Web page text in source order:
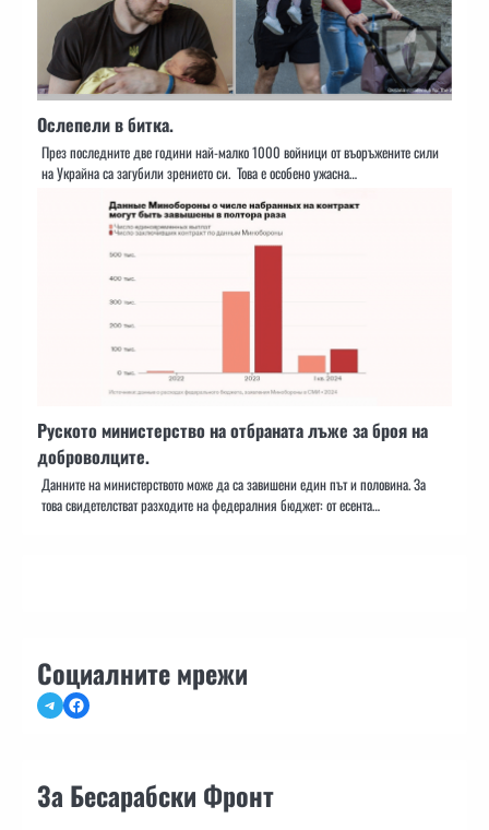
Ослепели в битка.
През последните две години най-малко 1000 войници от въоръжените сили
на Украйна са загубили зрението си. Това е особено ужасна…
Руското министерство на отбраната лъже за броя на
доброволците.
Данните на министерството може да са завишени един път и половина. За
това свидетелстват разходите на федералния бюджет: от есента…
Социалните мрежи
TelegramFacebook
За Бесарабски Фронт